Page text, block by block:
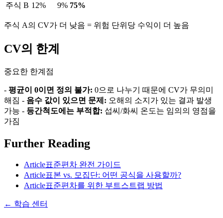
주식 B 12% 9% 75%
주식 A의 CV가 더 낮음 = 위험 단위당 수익이 더 높음
CV의 한계
중요한 한계점
- 평균이 0이면 정의 불가: 0으로 나누기 때문에 CV가 무의미
해짐 - 음수 값이 있으면 문제: 오해의 소지가 있는 결과 발생
가능 - 등간척도에는 부적합: 섭씨/화씨 온도는 임의의 영점을
가짐
Further Reading
Article표준편차 완전 가이드
Article표본 vs. 모집단: 어떤 공식을 사용할까?
Article표준편차를 위한 부트스트랩 방법
← 학습 센터